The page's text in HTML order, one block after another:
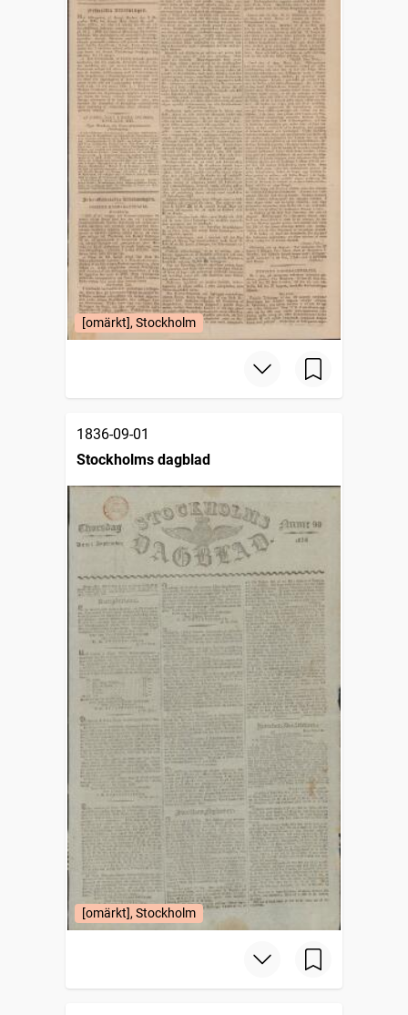
[omärkt], Stockholm
1836-09-01
Stockholms dagblad
[omärkt], Stockholm